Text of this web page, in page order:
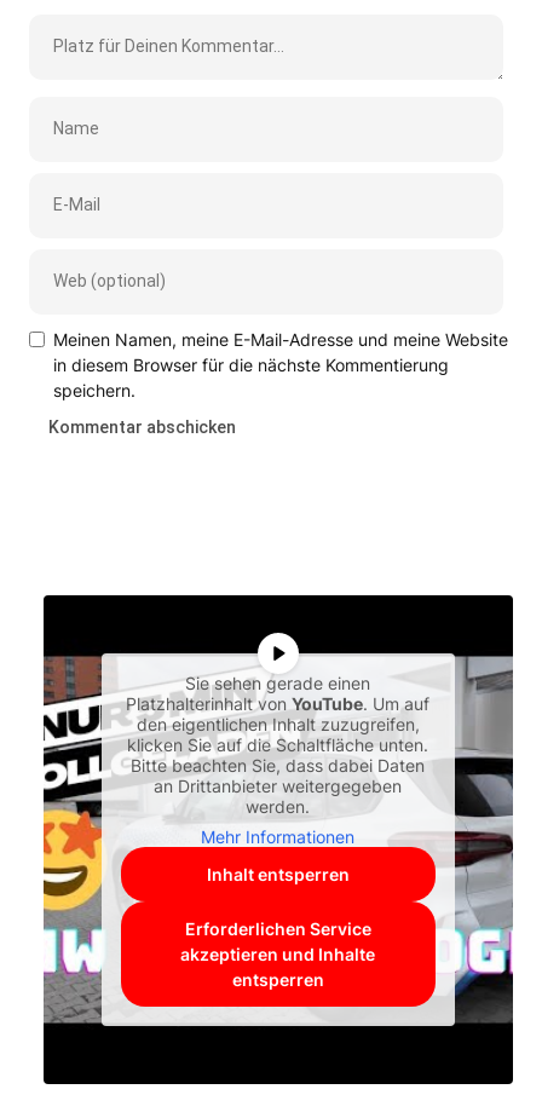
Meinen Namen, meine E-Mail-Adresse und meine Website
in diesem Browser für die nächste Kommentierung
speichern.
Sie sehen gerade einen
Platzhalterinhalt vonYouTube. Um auf
den eigentlichen Inhalt zuzugreifen,
klicken Sie auf die Schaltfläche unten.
Bitte beachten Sie, dass dabei Daten
an Drittanbieter weitergegeben
werden.
Mehr Informationen
Inhalt entsperren
Erforderlichen Service
akzeptieren und Inhalte
entsperren